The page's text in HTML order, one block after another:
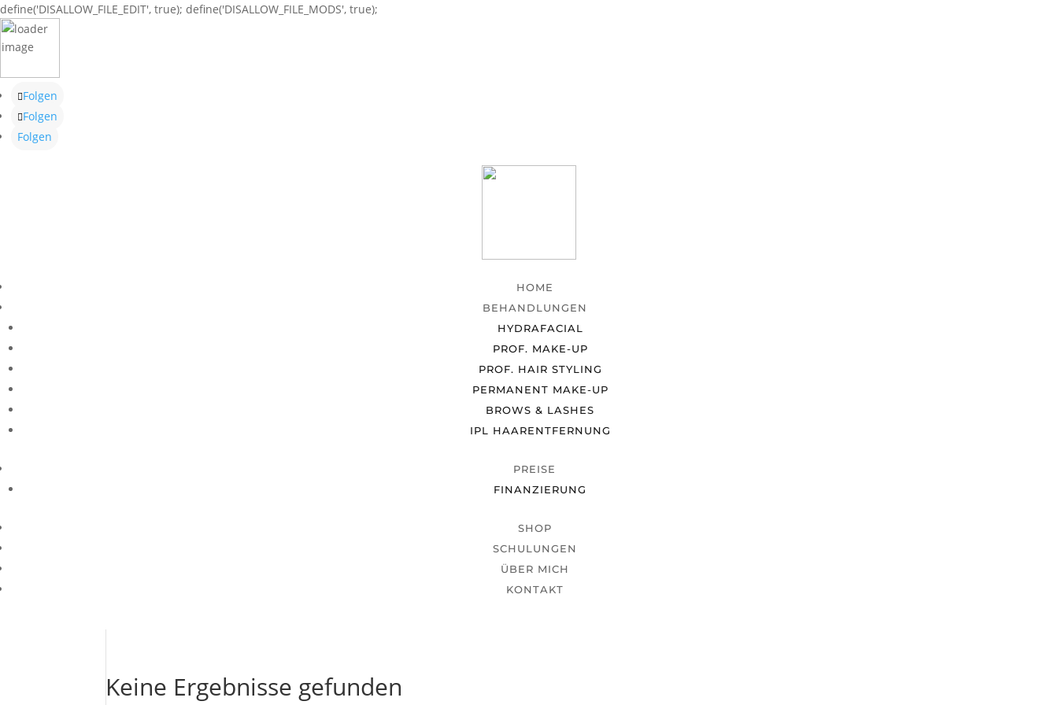
define('DISALLOW_FILE_EDIT', true); define('DISALLOW_FILE_MODS', true);
Folgen
Folgen
Folgen
HOME
BEHANDLUNGEN
HYDRAFACIAL
PROF. MAKE-UP
PROF. HAIR STYLING
PERMANENT MAKE-UP
BROWS & LASHES
IPL HAARENTFERNUNG
PREISE
FINANZIERUNG
SHOP
SCHULUNGEN
ÜBER MICH
KONTAKT
Keine Ergebnisse gefunden